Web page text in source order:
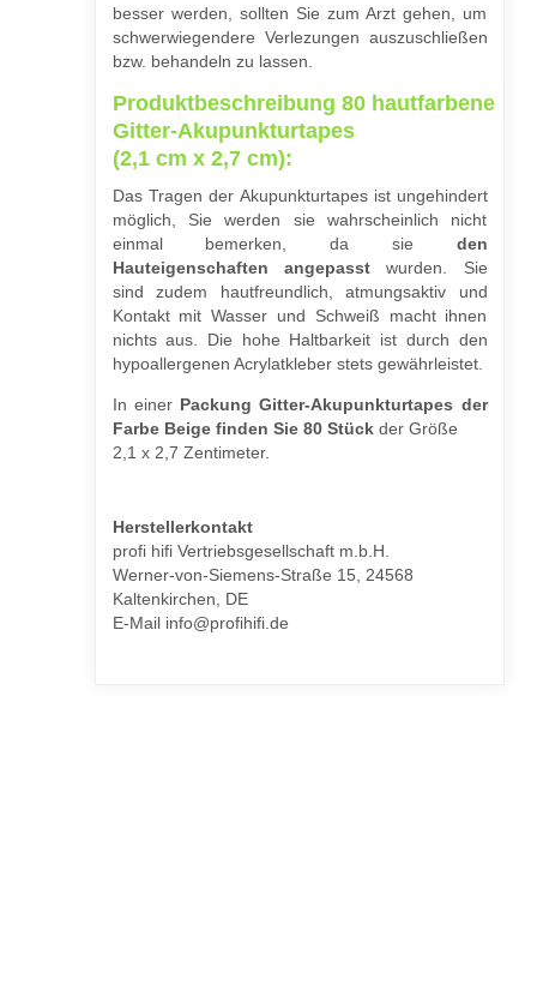
besser werden, sollten Sie zum Arzt gehen, um
schwerwiegendere Verlezungen auszuschließen
bzw. behandeln zu lassen.
Produktbeschreibung 80 hautfarbene
Gitter-Akupunkturtapes
(2,1 cm x 2,7 cm):
Das Tragen der Akupunkturtapes ist ungehindert
möglich, Sie werden sie wahrscheinlich nicht
einmal bemerken, da sie den
Hauteigenschaften angepasstwurden. Sie
sind zudem hautfreundlich, atmungsaktiv und
Kontakt mit Wasser und Schweiß macht ihnen
nichts aus. Die hohe Haltbarkeit ist durch den
hypoallergenen Acrylatkleber stets gewährleistet.
In einer Packung Gitter-Akupunkturtapes der
Farbe Beige finden Sie 80 Stückder Größe
2,1 x 2,7 Zentimeter.
Herstellerkontakt
profi hifi Vertriebsgesellschaft m.b.H.
Werner-von-Siemens-Straße 15, 24568
Kaltenkirchen, DE
E-Mail info@profihifi.de